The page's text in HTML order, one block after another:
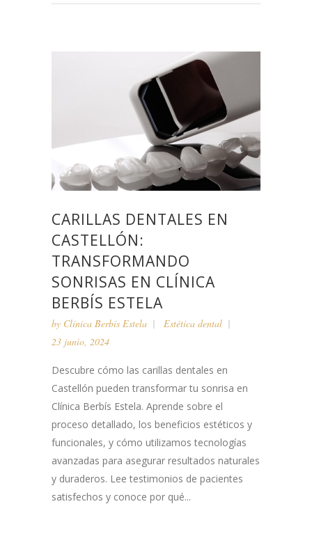
CARILLAS DENTALES EN
CASTELLÓN:
TRANSFORMANDO
SONRISAS EN CLÍNICA
BERBÍS ESTELA
by Clínica Berbís Estela
Estética dental
23 junio, 2024
Descubre cómo las carillas dentales en
Castellón pueden transformar tu sonrisa en
Clínica Berbís Estela. Aprende sobre el
proceso detallado, los beneficios estéticos y
funcionales, y cómo utilizamos tecnologías
avanzadas para asegurar resultados naturales
y duraderos. Lee testimonios de pacientes
satisfechos y conoce por qué...